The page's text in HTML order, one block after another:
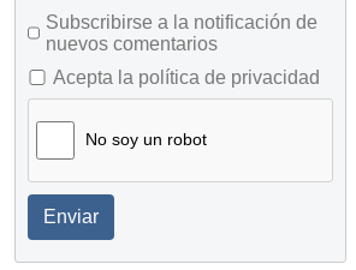
Subscribirse a la notificación de
nuevos comentarios
Acepta la política de privacidad
No soy un robot
Enviar